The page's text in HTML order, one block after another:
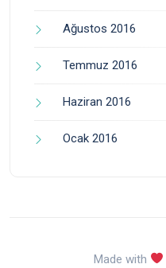
Ağustos 2016
Temmuz 2016
Haziran 2016
Ocak 2016
Made with